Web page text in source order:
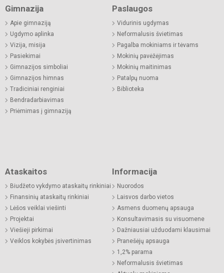
Gimnazija
Apie gimnaziją
Ugdymo aplinka
Vizija, misija
Pasiekimai
Gimnazijos simboliai
Gimnazijos himnas
Tradiciniai renginiai
Bendradarbiavimas
Priėmimas į gimnaziją
Paslaugos
Vidurinis ugdymas
Neformalusis švietimas
Pagalba mokiniams ir tėvams
Mokinių pavėžėjimas
Mokinių maitinimas
Patalpų nuoma
Biblioteka
Ataskaitos
Biudžeto vykdymo ataskaitų rinkiniai
Finansinių ataskaitų rinkiniai
Lėšos veiklai viešinti
Projektai
Viešieji pirkimai
Veiklos kokybės įsivertinimas
Informacija
Nuorodos
Laisvos darbo vietos
Asmens duomenų apsauga
Konsultavimasis su visuomene
Dažniausiai užduodami klausimai
Pranešėjų apsauga
1,2% parama
Neformalusis švietimas